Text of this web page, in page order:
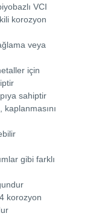
VCI
korozyon
veya
için
sahiptir
kaplanmasını
gibi farklı
korozyon